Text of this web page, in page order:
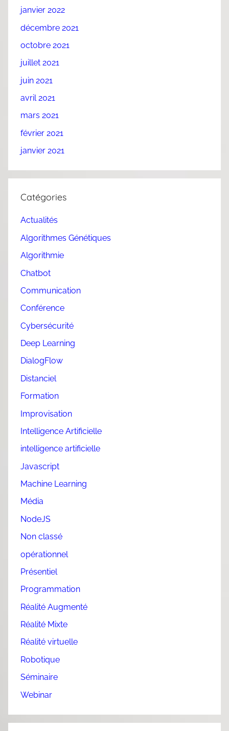
janvier 2022
décembre 2021
octobre 2021
juillet 2021
juin 2021
avril 2021
mars 2021
février 2021
janvier 2021
Catégories
Actualités
Algorithmes Génétiques
Algorithmie
Chatbot
Communication
Conférence
Cybersécurité
Deep Learning
DialogFlow
Distanciel
Formation
Improvisation
Intelligence Artificielle
intelligence artificielle
Javascript
Machine Learning
Média
NodeJS
Non classé
opérationnel
Présentiel
Programmation
Réalité Augmenté
Réalité Mixte
Réalité virtuelle
Robotique
Séminaire
Webinar